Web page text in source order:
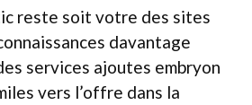
reste soit votre des sites
davantage
services ajoutes embryon
vers l’offre dans la